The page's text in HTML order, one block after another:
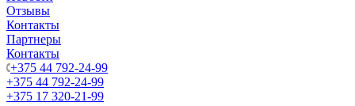
Отзывы
Контакты
Партнеры
Контакты
+375 44 792-24-99
+375 44 792-24-99
+375 17 320-21-99